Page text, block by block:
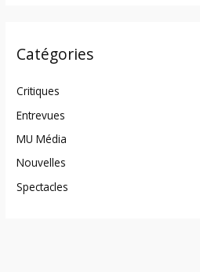
Catégories
Critiques
Entrevues
MU Média
Nouvelles
Spectacles